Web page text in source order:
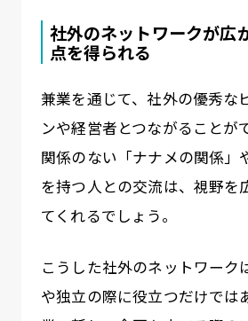
社外のネットワークが広
点を得られる
兼業を通じて、社外の優秀な
ンや経営者とつながることが
関係のない「ナナメの関係」
を持つ人との交流は、視野を
てくれるでしょう。
こうした社外のネットワーク
や独立の際に役立つだけでは